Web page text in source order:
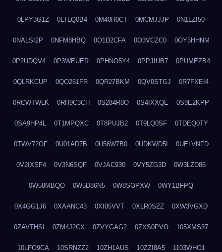
0LPY3G1Z 0LTLQ0B4 0M40H0CT 0MCMJJJP 0N1LZI50
0NALSI2P 0NFM8HBQ 0O1D2CFA 0O3VCZC0 0OY5HHNM
0P2UDQV4 0P3WEUER 0PHNO5Y4 0PPJIUB7 0PUMEZB4
0QLRKCUP 0QO261FR 0QR27BKM 0QV0STGJ 0R7FXEI4
0RCWTWLK 0RH9C3CH 0S284R8O 0S4IXXQE 0S9E2KPP
0SA9HP4L 0T1MPQXC 0T8PUJB2 0T9LQ0SF 0TDEQ0TY
0TWV72OF 0U01AD7B 0U56W7B0 0UDKWD5I 0UELVNFD
0V2IXSF4 0V3N6SQF 0VJAC930 0VY5ZG3D 0W3LZD86
0W58MBQO 0W5D86N5 0W8SOPXW 0WY1BFPQ
0X4GG1J6 0XAANC43 0XI05VVT 0XLR0SZZ 0XW3VGXD
0ZAVTHSI 0ZM4J2CX 0ZVYGAG2 0ZXS0PVO 105XMS37
10LFO9CA 10SRNZZ2 10ZH1AUS 10ZZI8A5 1103WHO1